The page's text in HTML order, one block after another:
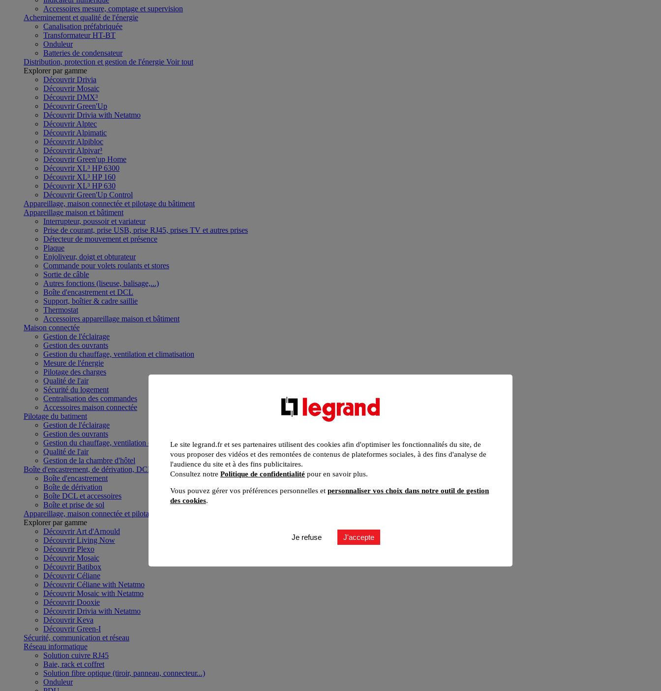
Accessoires mesure, comptage et supervision
Acheminement et qualité de l'énergie
Canalisation préfabriquée
Transformateur HT-BT
Onduleur
Batteries de condensateur
Distribution, protection et gestion de l'énergie Voir tout
Explorer par gamme
Découvrir Drivia
Découvrir Mosaic
Découvrir DMX³
Découvrir Green'Up
Découvrir Drivia with Netatmo
Découvrir Alptec
Découvrir Alpimatic
Découvrir Alpibloc
Découvrir Alpivar³
Découvrir Green'up Home
Découvrir XL³ HP 6300
Découvrir XL³ HP 160
Découvrir XL³ HP 630
Découvrir Green'Up Control
Appareillage, maison connectée et pilotage du bâtiment
Appareillage maison et bâtiment
Interrupteur, poussoir et variateur
Prise de courant, prise USB, prise RJ45, prises TV et autres prises
Détecteur de mouvement et présence
Plaque
Enjoliveur, doigt et obturateur
Commande pour volets roulants et stores
Sortie de câble
Autres fonctions (liseuse, balisage,...)
Boîte d'encastrement et DCL
Support, boîtier & cadre saillie
Thermostat
Accessoires appareillage maison et bâtiment
Maison connectée
Gestion de l'éclairage
Gestion des ouvrants
Gestion du chauffage, ventilation et climatisation
Mesure de l'énergie
Pilotage des charges
Qualité de l'air
Sécurité du logement
Centralisation des commandes
Accessoires maison connectée
Pilotage du batiment
Gestion de l'éclairage
Gestion des ouvrants
Gestion du chauffage, ventilation et climatisation
Qualité de l'air
Gestion de la chambre d'hôtel
Boîte d'encastrement, de dérivation, DCL et boîte de sol
Boîte d'encastrement
Boîte de dérivation
Boîte DCL et accessoires
Boîte et prise de sol
Appareillage, maison connectée et pilotage du bâtiment
Explorer par gamme
Découvrir Art d'Arnould
Découvrir Living Now
Découvrir Plexo
Découvrir Mosaic
Découvrir Batibox
Découvrir Céliane
Découvrir Céliane with Netatmo
Découvrir Mosaic with Netatmo
Découvrir Dooxie
Découvrir Drivia with Netatmo
Découvrir Keva
Découvrir Green-I
Sécurité, communication et réseau
Réseau informatique
Solution cuivre RJ45
Baie, rack et coffret
Solution fibre optique (tiroir, panneau, connecteur...)
Onduleur
Le site legrand.fr et ses partenaires utilisent des cookies afin d'optimiser les fonctionnalités du site, de
vous proposer des vidéos et des remontées de contenus de plateformes sociales, à des fins d'analyse de
l'audience du site et à des fins publicitaires.
Consultez notre Politique de confidentialité pour en savoir plus.
Vous pouvez gérer vos préférences personnelles et personnaliser vos choix dans notre outil de gestion
des cookies.
Je refuse J'accepte